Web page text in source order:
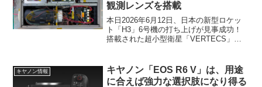
観測レンズを搭載
本日2026年6月12日、日本の新型ロケッ
ト「H3」6号機の打ち上げが見事成功！
搭載された超小型衛星「VERTECS」に
ます。スペースX上場やキヤノンなど、カ
メラ業界が宇宙へ挑む最前線を解説。
キヤノン情報
キヤノン「EOS R6 V」は、用途
に合えば強力な選択肢になり得る